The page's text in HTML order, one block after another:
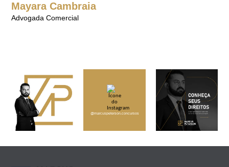
Mayara Cambraia
Advogada Comercial
@marcuspeterson.concursos